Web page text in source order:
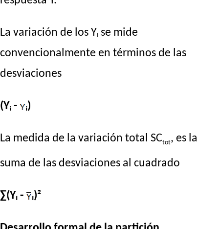
La variación de los Yᵢ se mide
convencionalmente en términos de las
desviaciones
(Yᵢ - ᵢ)
La medida de la variación total SCtot, es la
suma de las desviaciones al cuadrado
∑(Yᵢ - ᵢ)²